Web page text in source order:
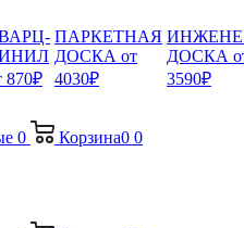
870₽
ПАРКЕТНАЯ
ДОСКА от
4030₽
ДОСКА
3590₽
0 Корзина0 0